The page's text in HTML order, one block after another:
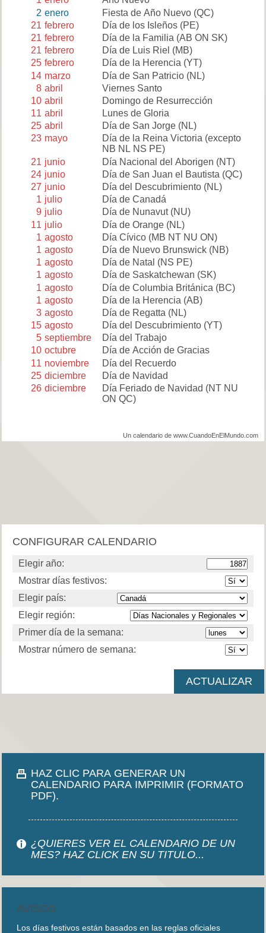
2 enero Fiesta de Año Nuevo(QC)
21 febrero Día de los Isleños(PE)
21 febrero Día de la Familia (AB ON SK)
21 febrero Día de Luis Riel (MB)
25 febrero Día de la Herencia (YT)
14 marzo Día de San Patricio(NL)
8 abril
Viernes Santo
10 abril
Domingo de Resurrección
11 abril
Lunes de Gloria
25 abril Día de San Jorge(NL)
23 mayo Día de la Reina Victoria(excepto
NB NL NS PE)
21 junio Día Nacional del Aborigen (NT)
24 junio Día de San Juan el Bautista (QC)
27 junio Día del Descubrimiento(NL)
1 julio
Día de Canadá
9 julio Día de Nunavut(NU)
11 julio Día de Orange(NL)
1 agosto Día Cívico(MB NT NU ON)
1 agosto Día de Nuevo Brunswick(NB)
1 agosto Día de Natal (NS PE)
1 agosto Día de Saskatchewan (SK)
1 agosto Día de Columbia Británica (BC)
1 agosto Día de la Herencia (AB)
3 agosto Día de Regatta (NL)
15 agosto Día del Descubrimiento(YT)
5 septiembre
Día del Trabajo
10 octubre
Día de Acción de Gracias
11 noviembre
Día del Recuerdo
25 diciembre
Día de Navidad
26 diciembre Día Feriado de Navidad (NT NU
ON QC)
Un calendario de www.CuandoEnElMundo.com
CONFIGURAR CALENDARIO
Elegir año:
Mostrar días festivos:
Elegir país:
Elegir región:
Primer día de la semana:
Mostrar número de semana:
HAZ CLIC PARA GENERAR UN
CALENDARIO PARA IMPRIMIR (FORMATO
PDF).
¿QUIERES VER EL CALENDARIO DE UN
MES? HAZ CLICK EN SU TITULO...
AVISOS
Los días festivos están basados en las reglas oficiales